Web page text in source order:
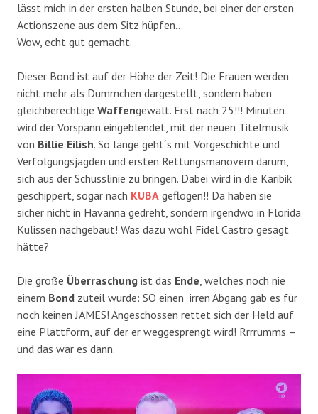
lässt mich in der ersten halben Stunde, bei einer der ersten
Actionszene aus dem Sitz hüpfen…
Wow, echt gut gemacht.
Dieser Bond ist auf der Höhe der Zeit! Die Frauen werden
nicht mehr als Dummchen dargestellt, sondern haben
gleichberechtige Waffengewalt. Erst nach 25!!! Minuten
wird der Vorspann eingeblendet, mit der neuen Titelmusik
von Billie Eilish. So lange geht´s mit Vorgeschichte und
Verfolgungsjagden und ersten Rettungsmanövern darum,
sich aus der Schusslinie zu bringen. Dabei wird in die Karibik
geschippert, sogar nach KUBA geflogen!! Da haben sie
sicher nicht in Havanna gedreht, sondern irgendwo in Florida
Kulissen nachgebaut! Was dazu wohl Fidel Castro gesagt
hätte?
Die große Überraschung ist das Ende , welches noch nie
einem Bond zuteil wurde: SO einen irren Abgang gab es für
noch keinen JAMES! Angeschossen rettet sich der Held auf
eine Plattform, auf der er weggesprengt wird! Rrrrumms –
und das war es dann.